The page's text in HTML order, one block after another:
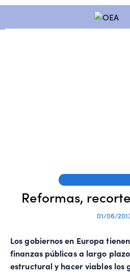
Reformas,
01/06/
Los gobiernos en Europa
finanzas públicas a largo
estructural y hacer viables los